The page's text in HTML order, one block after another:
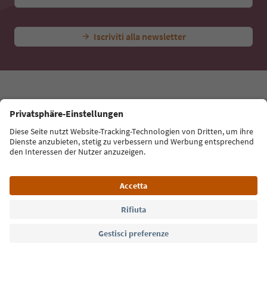
Con la newsletter dell’Alto Adige ricevi consigli per le
Iscriviti alla newsletter